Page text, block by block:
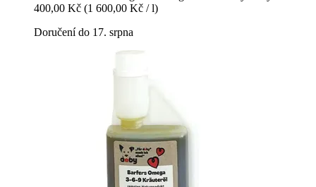
400,00 Kč (1 600,00 Kč / l)
Doručení do 17. srpna